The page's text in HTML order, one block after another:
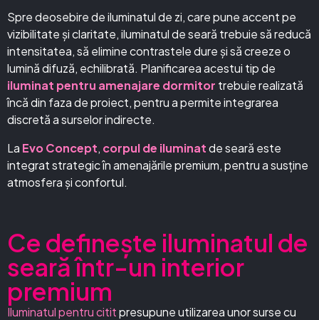
Spre deosebire de iluminatul de zi, care pune accent pe
vizibilitate și claritate, iluminatul de seară trebuie să reducă
intensitatea, să elimine contrastele dure și să creeze o
lumină difuză, echilibrată. Planificarea acestui tip de
iluminat pentru amenajare dormitor trebuie realizată
încă din faza de proiect, pentru a permite integrarea
discretă a surselor indirecte.
La Evo Concept, corpul de iluminatde seară este
integrat strategic în amenajările premium, pentru a susține
atmosfera și confortul.
Ce definește iluminatul de
seară într-un interior
premium
Iluminatul pentru cititpresupune utilizarea unor surse cu